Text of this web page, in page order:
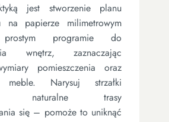
jest stworzenie planu
na papierze milimetrowym
programie do
wnętrz, zaznaczając
pomieszczenia oraz
meble. Narysuj strzałki
naturalne trasy
się – pomoże to uniknąć